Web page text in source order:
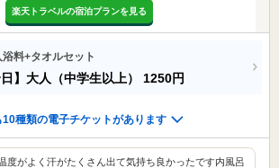
楽天トラベルの宿泊プランを見る
料+タオルセット
】大人（中学生以上） 1250円
10種類の電子チケットがあります
度がよく汗がたくさん出て気持ち良かったです内風呂